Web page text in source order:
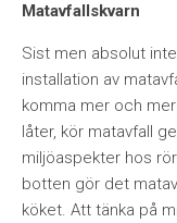
Matavfallskvarn
Sist men absolut
installation av
komma mer och
låter, kör matavfall
miljöaspekter hos
botten gör det
köket. Att tänka på